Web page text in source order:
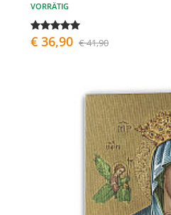
VORRÄTIG
€ 36,90 € 41,90